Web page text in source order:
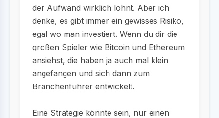
der Aufwand wirklich lohnt. Aber ich
denke, es gibt immer ein gewisses Risiko,
egal wo man investiert. Wenn du dir die
großen Spieler wie Bitcoin und Ethereum
ansiehst, die haben ja auch mal klein
angefangen und sich dann zum
Branchenführer entwickelt.
Eine Strategie könnte sein, nur einen